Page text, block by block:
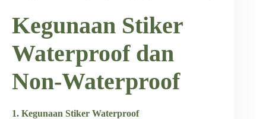
Kegunaan Stiker
Waterproof dan
Non-Waterproof
1. Kegunaan Stiker Waterproof